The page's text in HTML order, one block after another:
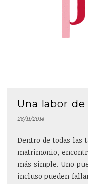
Una labor de
28/11/2014
Dentro de todas las
matrimonio,
más simple. Uno
incluso pueden